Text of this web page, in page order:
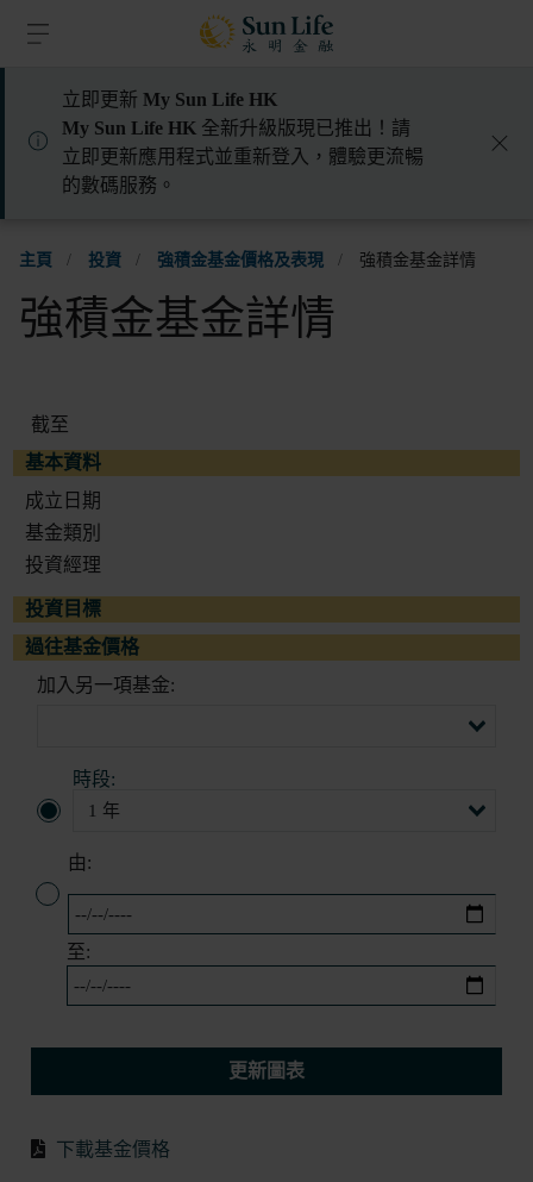
立即更新 My Sun Life HK
My Sun Life HK 全新升級版現已推出！請
立即更新應用程式並重新登入，體驗更流暢
的數碼服務。
主頁 / 投資 / 強積金基金價格及表現 / 強積金基金詳情
強積金基金詳情
截至
基本資料
成立日期
基金類別
投資經理
投資目標
過往基金價格
加入另一項基金:
時段:
由:
至:
更新圖表
下載基金價格